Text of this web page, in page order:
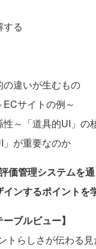
する
の違いが生むもの
ECサイトの例～
性～「道具的UI」の
」が重要なのか
管理システムを
ンするポイントを
ブルビュー】
トらしさが伝わる